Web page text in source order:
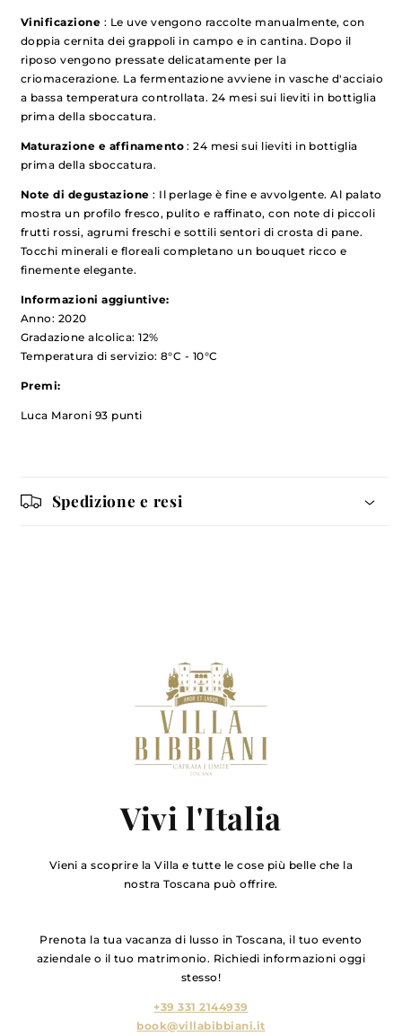
Vinificazione : Le uve vengono raccolte manualmente, con
doppia cernita dei grappoli in campo e in cantina. Dopo il
riposo vengono pressate delicatamente per la
criomacerazione. La fermentazione avviene in vasche d'acciaio
a bassa temperatura controllata. 24 mesi sui lieviti in bottiglia
prima della sboccatura.
Maturazione e affinamento : 24 mesi sui lieviti in bottiglia
prima della sboccatura.
Note di degustazione : Il perlage è fine e avvolgente. Al palato
mostra un profilo fresco, pulito e raffinato, con note di piccoli
frutti rossi, agrumi freschi e sottili sentori di crosta di pane.
Tocchi minerali e floreali completano un bouquet ricco e
finemente elegante.
Informazioni aggiuntive:
Anno: 2020
Gradazione alcolica: 12%
Temperatura di servizio: 8°C - 10°C
Premi:
Luca Maroni 93 punti
Spedizione e resi
Vivi l'Italia
Vieni a scoprire la Villa e tutte le cose più belle che la
nostra Toscana può offrire.
Prenota la tua vacanza di lusso in Toscana, il tuo evento
aziendale o il tuo matrimonio. Richiedi informazioni oggi
stesso!
+39 331 2144939
book@villabibbiani.it